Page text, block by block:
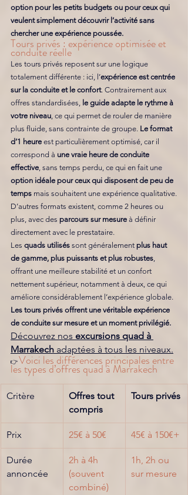
option pour les petits budgets ou pour ceux qui
veulent simplement découvrir l’activité sans
chercher une expérience poussée.
Tours privés : expérience optimisée et
conduite réelle
Les tours privés reposent sur une logique
totalement différente : ici, l’expérience est centrée
sur la conduite et le confort. Contrairement aux
offres standardisées, le guide adapte le rythme à
votre niveau, ce qui permet de rouler de manière
plus fluide, sans contrainte de groupe. Le format
d’1 heure est particulièrement optimisé, car il
correspond à une vraie heure de conduite
effective, sans temps perdu, ce qui en fait une
option idéale pour ceux qui disposent de peu de
temps mais souhaitent une expérience qualitative.
D’autres formats existent, comme 2 heures ou
plus, avec des parcours sur mesure à définir
directement avec le prestataire.
Les quads utilisés sont généralement plus haut
de gamme, plus puissants et plus robustes,
offrant une meilleure stabilité et un confort
nettement supérieur, notamment à deux, ce qui
améliore considérablement l’expérience globale.
Les tours privés offrent une véritable expérience
de conduite sur mesure et un moment privilégié.
Découvrez nos excursions quad à
Marrakech adaptées à tous les niveaux.
👉 Voici les différences principales entre
les types d’offres quad à Marrakech
Critère
Offres tout
compris
Tours privés
Prix 25€ à 50€ 45€ à 150€+
Durée
annoncée
2h à 4h
(souvent
combiné)
1h, 2h ou
sur mesure